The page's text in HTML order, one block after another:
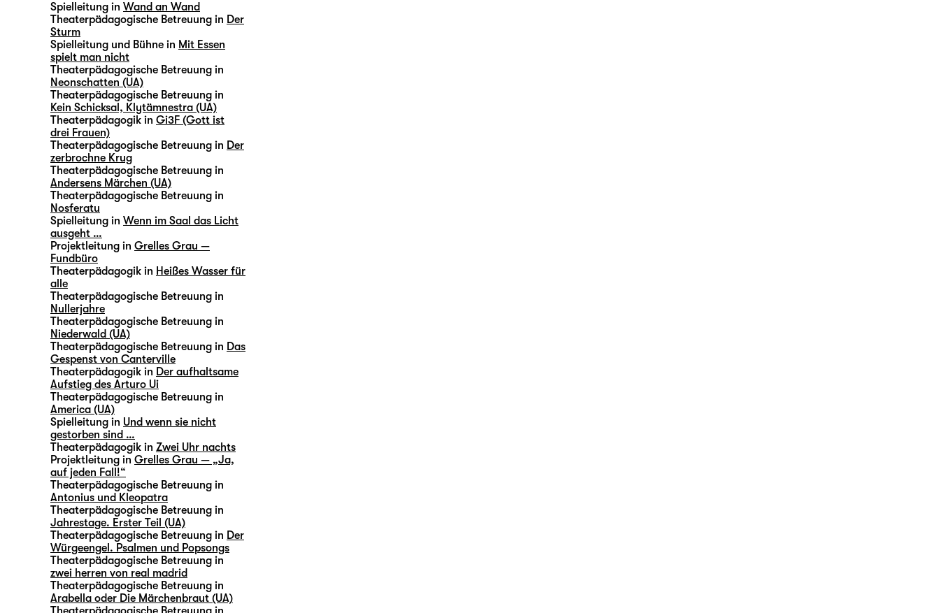
Spielleitung in Wand an Wand
Theaterpädagogische Betreuung in Der
Sturm
Spielleitung und Bühne in Mit Essen
spielt man nicht
Theaterpädagogische Betreuung in
Neonschatten (UA)
Theaterpädagogische Betreuung in
Kein Schicksal, Klytämnestra (UA)
Theaterpädagogik in Gi3F (Gott ist
drei Frauen)
Theaterpädagogische Betreuung in Der
zerbrochne Krug
Theaterpädagogische Betreuung in
Andersens Märchen (UA)
Theaterpädagogische Betreuung in
Nosferatu
Spielleitung in Wenn im Saal das Licht
ausgeht …
Projektleitung in Grelles Grau —
Fundbüro
Theaterpädagogik in Heißes Wasser für
alle
Theaterpädagogische Betreuung in
Nullerjahre
Theaterpädagogische Betreuung in
Niederwald (UA)
Theaterpädagogische Betreuung in Das
Gespenst von Canterville
Theaterpädagogik in Der aufhaltsame
Aufstieg des Arturo Ui
Theaterpädagogische Betreuung in
America (UA)
Spielleitung in Und wenn sie nicht
gestorben sind …
Theaterpädagogik in Zwei Uhr nachts
Projektleitung in Grelles Grau — „Ja,
auf jeden Fall!“
Theaterpädagogische Betreuung in
Antonius und Kleopatra
Theaterpädagogische Betreuung in
Jahrestage. Erster Teil (UA)
Theaterpädagogische Betreuung in Der
Würgeengel. Psalmen und Popsongs
Theaterpädagogische Betreuung in
zwei herren von real madrid
Theaterpädagogische Betreuung in
Arabella oder Die Märchenbraut (UA)